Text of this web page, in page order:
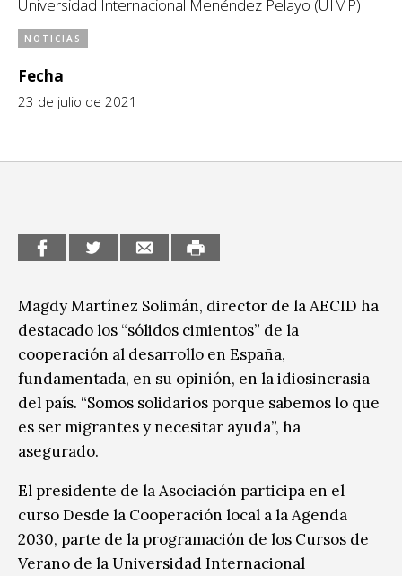
CCE en el interior/libros
Exposiciones
Formación
Género y Diversidad
Música
Sin categoría
Universidad Internacional Menéndez Pelayo (UIMP)
NOTICIAS
Fecha
23 de julio de 2021
Magdy Martínez Solimán, director de la AECID ha
destacado los “sólidos cimientos” de la
cooperación al desarrollo en España,
fundamentada, en su opinión, en la idiosincrasia
del país. “Somos solidarios porque sabemos lo que
es ser migrantes y necesitar ayuda”, ha
asegurado.
El presidente de la Asociación participa en el
curso Desde la Cooperación local a la Agenda
2030, parte de la programación de los Cursos de
Verano de la Universidad Internacional